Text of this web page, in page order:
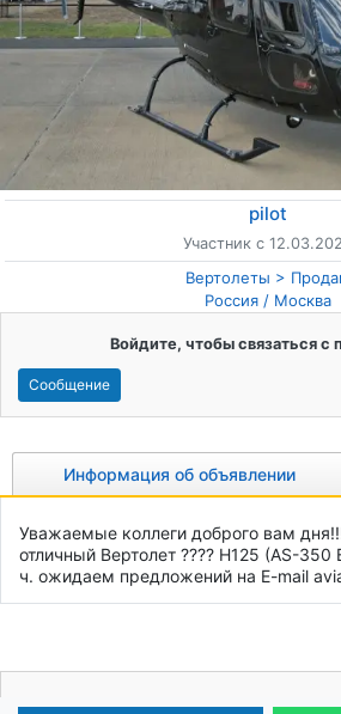
pilot
Участник с
Вертолеты
Россия / Москва
Войдите, чтобы связаться с
Сообщение
Информация об объявлении
Уважаемые коллеги доброго вам
отличный Вертолет ???? H125 (AS-350
ч. ожидаем предложений на E-mail